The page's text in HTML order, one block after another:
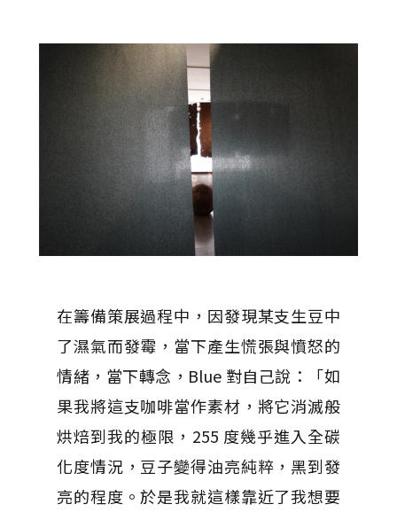
在籌備策展過程中，因發現某支生豆中
了濕氣而發霉，當下產生慌張與憤怒的
情緒，當下轉念，Blue 對自己說：「如
果我將這支咖啡當作素材，將它消滅般
烘焙到我的極限，255 度幾乎進入全碳
化度情況，豆子變得油亮純粹，黑到發
亮的程度。於是我就這樣靠近了我想要